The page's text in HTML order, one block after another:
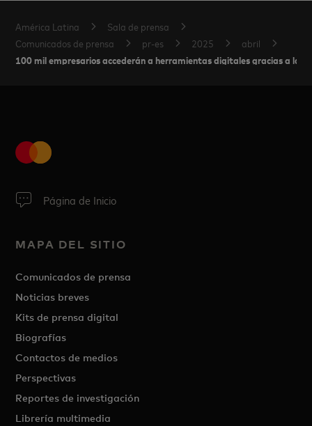
América Latina
Sala de prensa
Comunicados de prensa
pr-es 2025 abril
100 mil empresarios accederán a herramientas digitales gracias a la
Página de Inicio
MAPA DEL SITIO
Comunicados de prensa
Noticias breves
Kits de prensa digital
Biografías
Contactos de medios
Perspectivas
Reportes de investigación
Librería multimedia